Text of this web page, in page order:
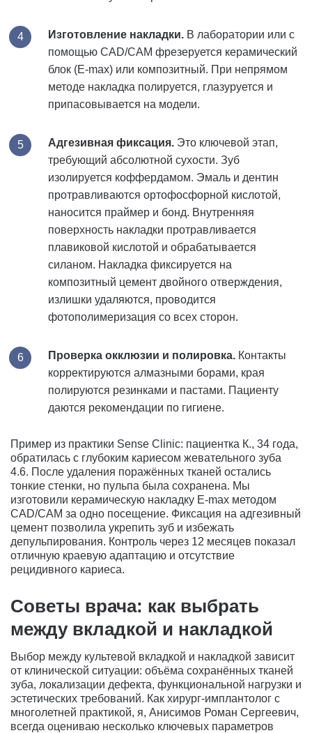
Изготовление накладки. В лаборатории или с
помощью CAD/CAM фрезеруется керамический
блок (E-max) или композитный. При непрямом
методе накладка полируется, глазуруется и
припасовывается на модели.
Адгезивная фиксация. Это ключевой этап,
требующий абсолютной сухости. Зуб
изолируется коффердамом. Эмаль и дентин
протравливаются ортофосфорной кислотой,
наносится праймер и бонд. Внутренняя
поверхность накладки протравливается
плавиковой кислотой и обрабатывается
силаном. Накладка фиксируется на
композитный цемент двойного отверждения,
излишки удаляются, проводится
фотополимеризация со всех сторон.
Проверка окклюзии и полировка. Контакты
корректируются алмазными борами, края
полируются резинками и пастами. Пациенту
даются рекомендации по гигиене.
Пример из практики Sense Clinic: пациентка К., 34 года,
обратилась с глубоким кариесом жевательного зуба
4.6. После удаления поражённых тканей остались
тонкие стенки, но пульпа была сохранена. Мы
изготовили керамическую накладку E-max методом
CAD/CAM за одно посещение. Фиксация на адгезивный
цемент позволила укрепить зуб и избежать
депульпирования. Контроль через 12 месяцев показал
отличную краевую адаптацию и отсутствие
рецидивного кариеса.
Советы врача: как выбрать
между вкладкой и накладкой
Выбор между культевой вкладкой и накладкой зависит
от клинической ситуации: объёма сохранённых тканей
зуба, локализации дефекта, функциональной нагрузки и
эстетических требований. Как хирург-имплантолог с
многолетней практикой, я, Анисимов Роман Сергеевич,
всегда оцениваю несколько ключевых параметров